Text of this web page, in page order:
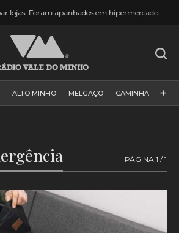
19:18 Monção: Mais um grupo de escuteiros
ALTO MINHO MELGAÇO CAMINHA
LIMA
MUNDO ESPANHA NORTE
+
PÁGINA 1 / 1